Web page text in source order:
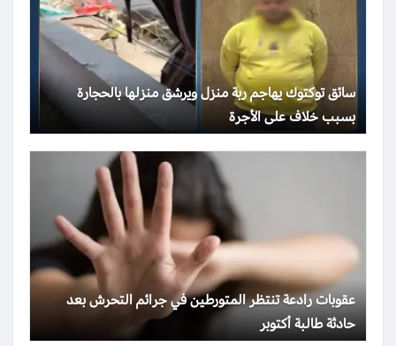
سائق توكتوك يهاجم ربة منزل ويرشق منزلها بالحجارة
بسبب خلاف على الأجرة
عقوبات رادعة تنتظر المتورطين في جرائم التحرش بعد
حادثة طالبة أكتوبر